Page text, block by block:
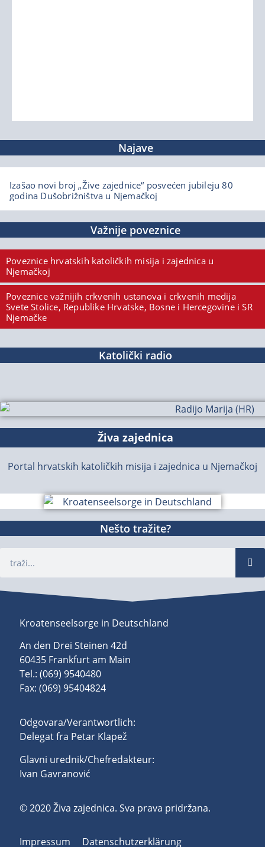
Najave
Izašao novi broj „Žive zajednice“ posvećen jubileju 80
godina Dušobrižništva u Njemačkoj
Važnije poveznice
Poveznice hrvatskih katoličkih misija i zajednica u
Njemačkoj
Poveznice važnijih crkvenih ustanova i crkvenih medija
Svete Stolice, Republike Hrvatske, Bosne i Hercegovine i SR
Njemačke
Katolički radio
Živa zajednica
Portal hrvatskih katoličkih misija i zajednica u Njemačkoj
Nešto tražite?
Kroatenseelsorge in Deutschland
An den Drei Steinen 42d
60435 Frankfurt am Main
Tel.: (069) 9540480
Fax: (069) 95404824
Odgovara/Verantwortlich:
Delegat fra Petar Klapež
Glavni urednik/Chefredakteur:
Ivan Gavranović
© 2020 Živa zajednica. Sva prava pridržana.
Impressum
Datenschutzerklärung